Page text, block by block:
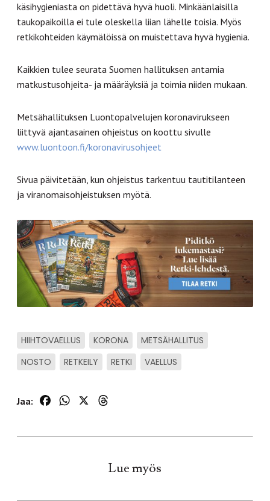
käsihygieniasta on pidettävä hyvä huoli. Minkäänlaisilla
taukopaikoilla ei tule oleskella liian lähelle toisia. Myös
retkikohteiden käymälöissä on muistettava hyvä hygienia.
Kaikkien tulee seurata Suomen hallituksen antamia
matkustusohjeita- ja määräyksiä ja toimia niiden mukaan.
Metsähallituksen Luontopalvelujen koronavirukseen
liittyvä ajantasainen ohjeistus on koottu sivulle
www.luontoon.fi/koronavirusohjeet
Sivua päivitetään, kun ohjeistus tarkentuu tautitilanteen
ja viranomaisohjeistuksen myötä.
HIIHTOVAELLUS KORONA
METSÄHALLITUS
NOSTO
RETKEILY RETKI VAELLUS
Jaa: FacebookWhatsApp
Lue myös